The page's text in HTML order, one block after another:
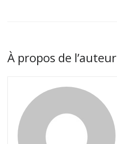
À propos de l’auteur